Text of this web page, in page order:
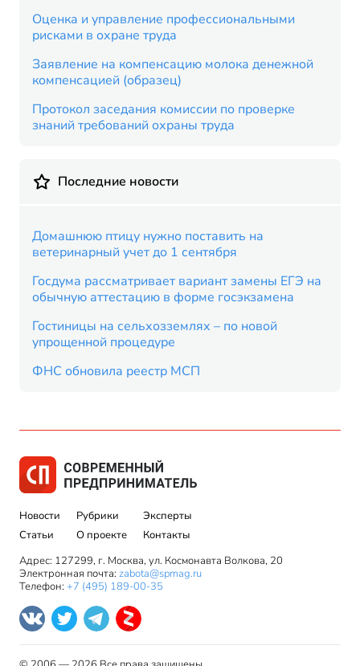
Оценка и управление профессиональными
рисками в охране труда
Заявление на компенсацию молока денежной
компенсацией (образец)
Протокол заседания комиссии по проверке
знаний требований охраны труда
Последние новости
Домашнюю птицу нужно поставить на
ветеринарный учет до 1 сентября
Госдума рассматривает вариант замены ЕГЭ на
обычную аттестацию в форме госэкзамена
Гостиницы на сельхозземлях – по новой
упрощенной процедуре
ФНС обновила реестр МСП
Новости
Статьи
Рубрики
О проекте
Эксперты
Контакты
Адрес: 127299, г. Москва, ул. Космонавта Волкова, 20
Электронная почта: zabota@spmag.ru
Телефон: +7 (495) 189-00-35